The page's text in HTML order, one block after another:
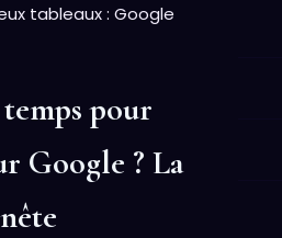
tableaux : Google
pour
Google ? La